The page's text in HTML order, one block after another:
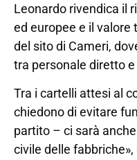
Leonardo rivendica il
ed europee e il valore
del sito di Cameri,
tra personale diretto
Tra i cartelli attesi al
chiedono di evitare
partito – ci sarà
civile delle